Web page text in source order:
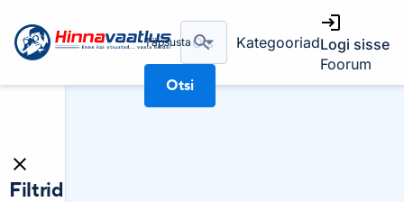
Täpsusta
Otsi
KategooriadLogi sisse
Foorum
Filtrid